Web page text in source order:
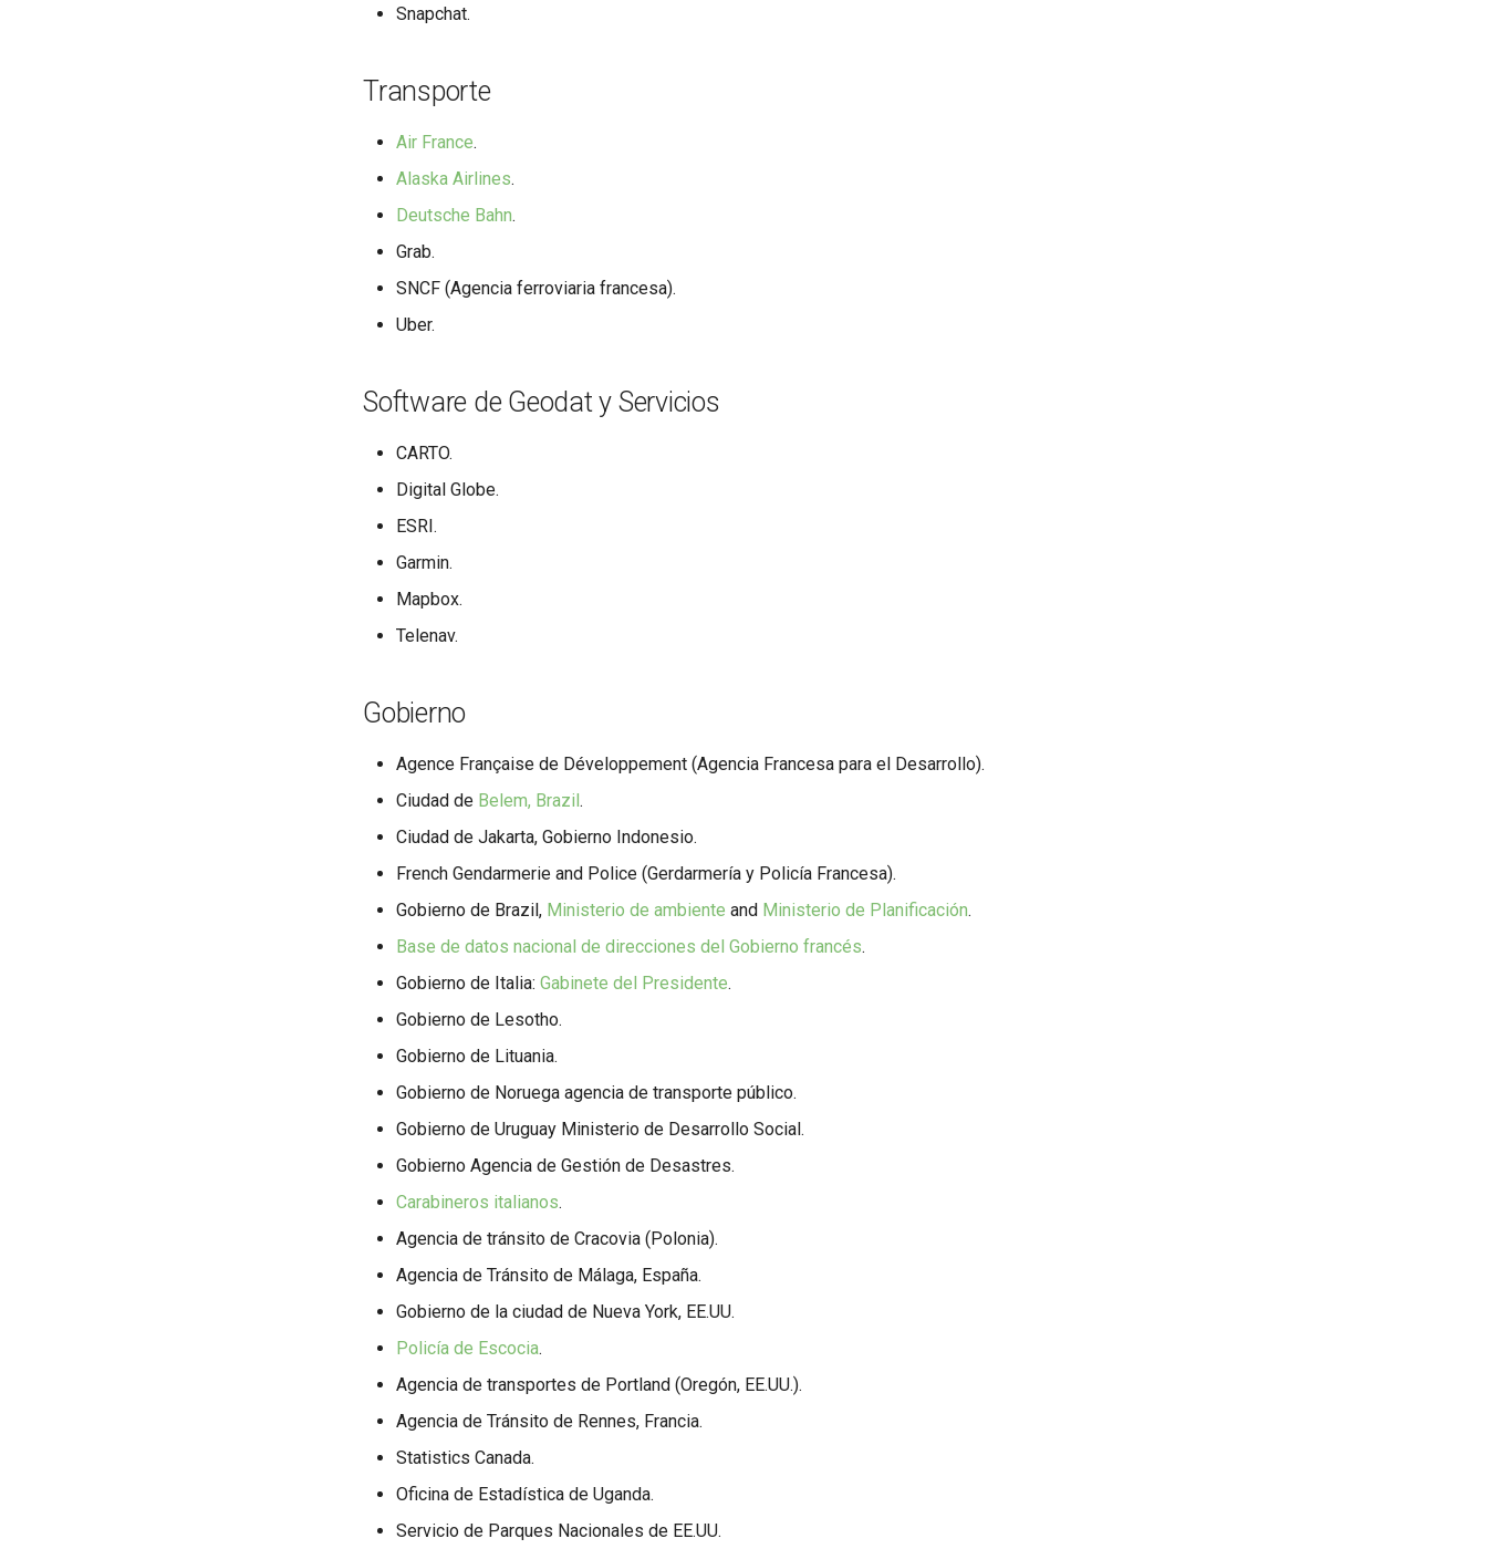
Snapchat.
Transporte
Air France.
Alaska Airlines.
Deutsche Bahn.
Grab.
SNCF (Agencia ferroviaria francesa).
Uber.
Software de Geodat y Servicios
CARTO.
Digital Globe.
ESRI.
Garmin.
Mapbox.
Telenav.
Gobierno
Agence Française de Développement (Agencia Francesa para el Desarrollo).
Ciudad de Belem, Brazil.
Ciudad de Jakarta, Gobierno Indonesio.
French Gendarmerie and Police (Gerdarmería y Policía Francesa).
Gobierno de Brazil, Ministerio de ambiente and Ministerio de Planificación.
Base de datos nacional de direcciones del Gobierno francés.
Gobierno de Italia: Gabinete del Presidente.
Gobierno de Lesotho.
Gobierno de Lituania.
Gobierno de Noruega agencia de transporte público.
Gobierno de Uruguay Ministerio de Desarrollo Social.
Gobierno Agencia de Gestión de Desastres.
Carabineros italianos.
Agencia de tránsito de Cracovia (Polonia).
Agencia de Tránsito de Málaga, España.
Gobierno de la ciudad de Nueva York, EE.UU.
Policía de Escocia.
Agencia de transportes de Portland (Oregón, EE.UU.).
Agencia de Tránsito de Rennes, Francia.
Statistics Canada.
Oficina de Estadística de Uganda.
Servicio de Parques Nacionales de EE.UU.